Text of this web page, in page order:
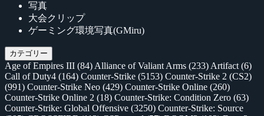
写真
大会クリップ
ゲーミング環境写真(GMiru)
カテゴリー
Age of Empires III (84) Alliance of Valiant Arms (233) Artifact (6)
Call of Duty4 (164) Counter-Strike (5153) Counter-Strike 2 (CS2)
(991) Counter-Strike Neo (429) Counter-Strike Online (260)
Counter-Strike Online 2 (18) Counter-Strike: Condition Zero (63)
Counter-Strike: Global Offensive (3250) Counter-Strike: Source